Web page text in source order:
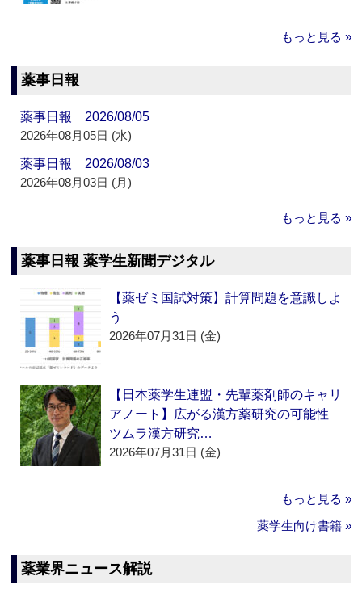
もっと見る »
薬事日報
薬事日報 2026/08/05
2026年08月05日 (水)
薬事日報 2026/08/03
2026年08月03日 (月)
もっと見る »
薬事日報 薬学生新聞デジタル
【薬ゼミ国試対策】計算問題を意識しよ
う
2026年07月31日 (金)
【日本薬学生連盟・先輩薬剤師のキャリ
アノート】広がる漢方薬研究の可能性
ツムラ漢方研究…
2026年07月31日 (金)
もっと見る »
薬学生向け書籍 »
薬業界ニュース解説